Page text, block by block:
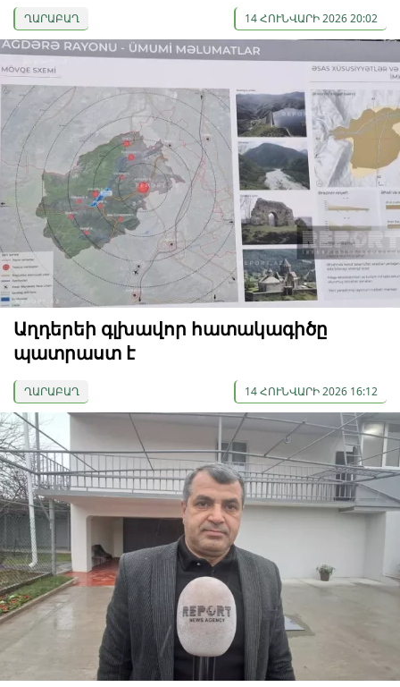
ՂԱՐԱԲԱՂ 14 ՀՈՒՆՎԱՐԻ 2026 20:02
Աղդերեի գլխավոր հատակագիծը
պատրաստ է
ՂԱՐԱԲԱՂ 14 ՀՈՒՆՎԱՐԻ 2026 16:12